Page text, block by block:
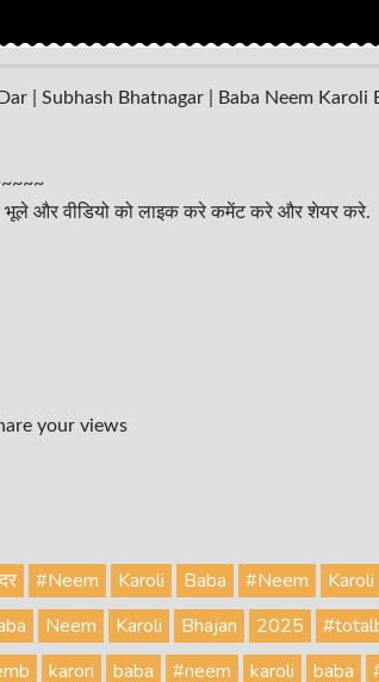
| Subhash Bhatnagar | Baba Neem Karoli
भूले और वीडियो को लाइक करे कमेंट करे और शेयर करे.
your views
दर #Neem Karoli Baba #Neem Karoli
Neem Karoli Bhajan 2025
karori baba #neem karoli baba